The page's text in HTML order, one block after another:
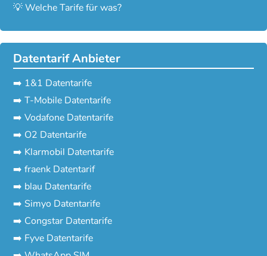
💡 Welche Tarife für was?
Datentarif Anbieter
➡️ 1&1 Datentarife
➡️ T-Mobile Datentarife
➡️ Vodafone Datentarife
➡️ O2 Datentarife
➡️ Klarmobil Datentarife
➡️ fraenk Datentarif
➡️ blau Datentarife
➡️ Simyo Datentarife
➡️ Congstar Datentarife
➡️ Fyve Datentarife